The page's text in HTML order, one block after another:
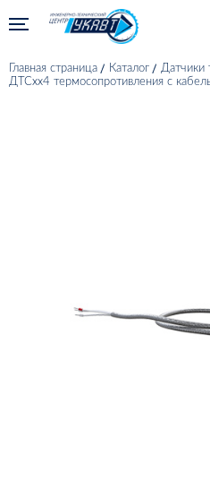
Главная страница Каталог
Датчики
ДТСхх4 термосопротивления с